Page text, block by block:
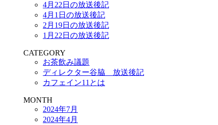
4月22日の放送後記
4月1日の放送後記
2月19日の放送後記
1月22日の放送後記
CATEGORY
お茶飲み議題
ディレクター谷脇 放送後記
カフェイン11とは
MONTH
2024年7月
2024年4月